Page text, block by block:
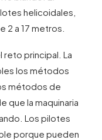
helicoidales,
a 17 metros.
reto principal. La
los métodos
métodos de
que la maquinaria
Los pilotes
porque pueden